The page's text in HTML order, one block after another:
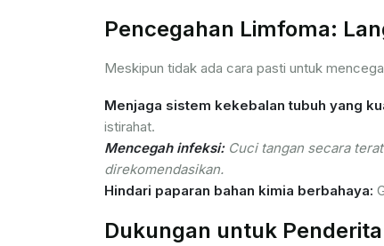
Pencegahan Limfoma:
Meskipun tidak ada cara pasti untuk
Menjaga sistem kekebalan tubuh yang
istirahat.
Mencegah infeksi:Cuci tangan secara
direkomendasikan.
Hindari paparan bahan kimia berbahaya:
Dukungan untuk